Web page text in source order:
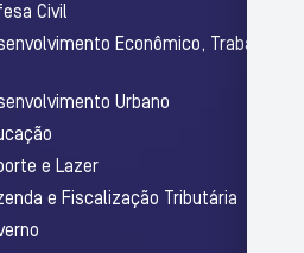
Civil
Econômico, Trabalho
Urbano
e Lazer
e Fiscalização Tributária